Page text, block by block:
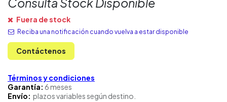
Fuera de stock
Reciba una notificación cuando vuelva a estar disponible
Contáctenos
Términos y condiciones
Garantía: 6 meses
Envío: plazos variables según destino.